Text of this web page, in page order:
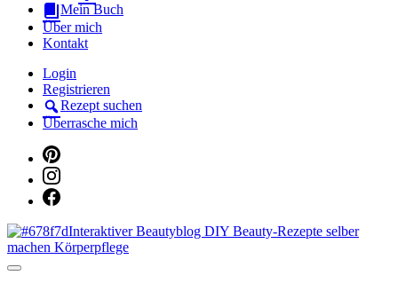
Mein Buch
Über mich
Kontakt
Login
Registrieren
Rezept suchen
Überrasche mich